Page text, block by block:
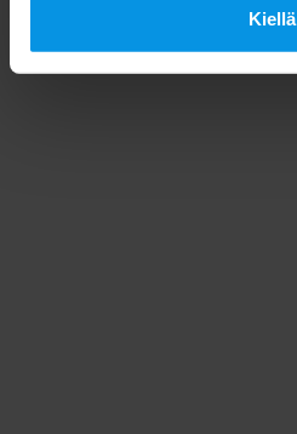
Kiellä